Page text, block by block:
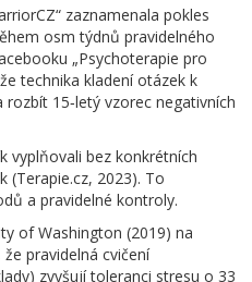
zaznamenala pokles
osm týdnů pravidelného
„Psychoterapie pro
technika kladení otázek k
15‑letý vzorec negativních
vyplňovali bez konkrétních
(Terapie.cz, 2023). To
a pravidelné kontroly.
of Washington (2019) na
pravidelná cvičení
zvyšují toleranci stresu o 33